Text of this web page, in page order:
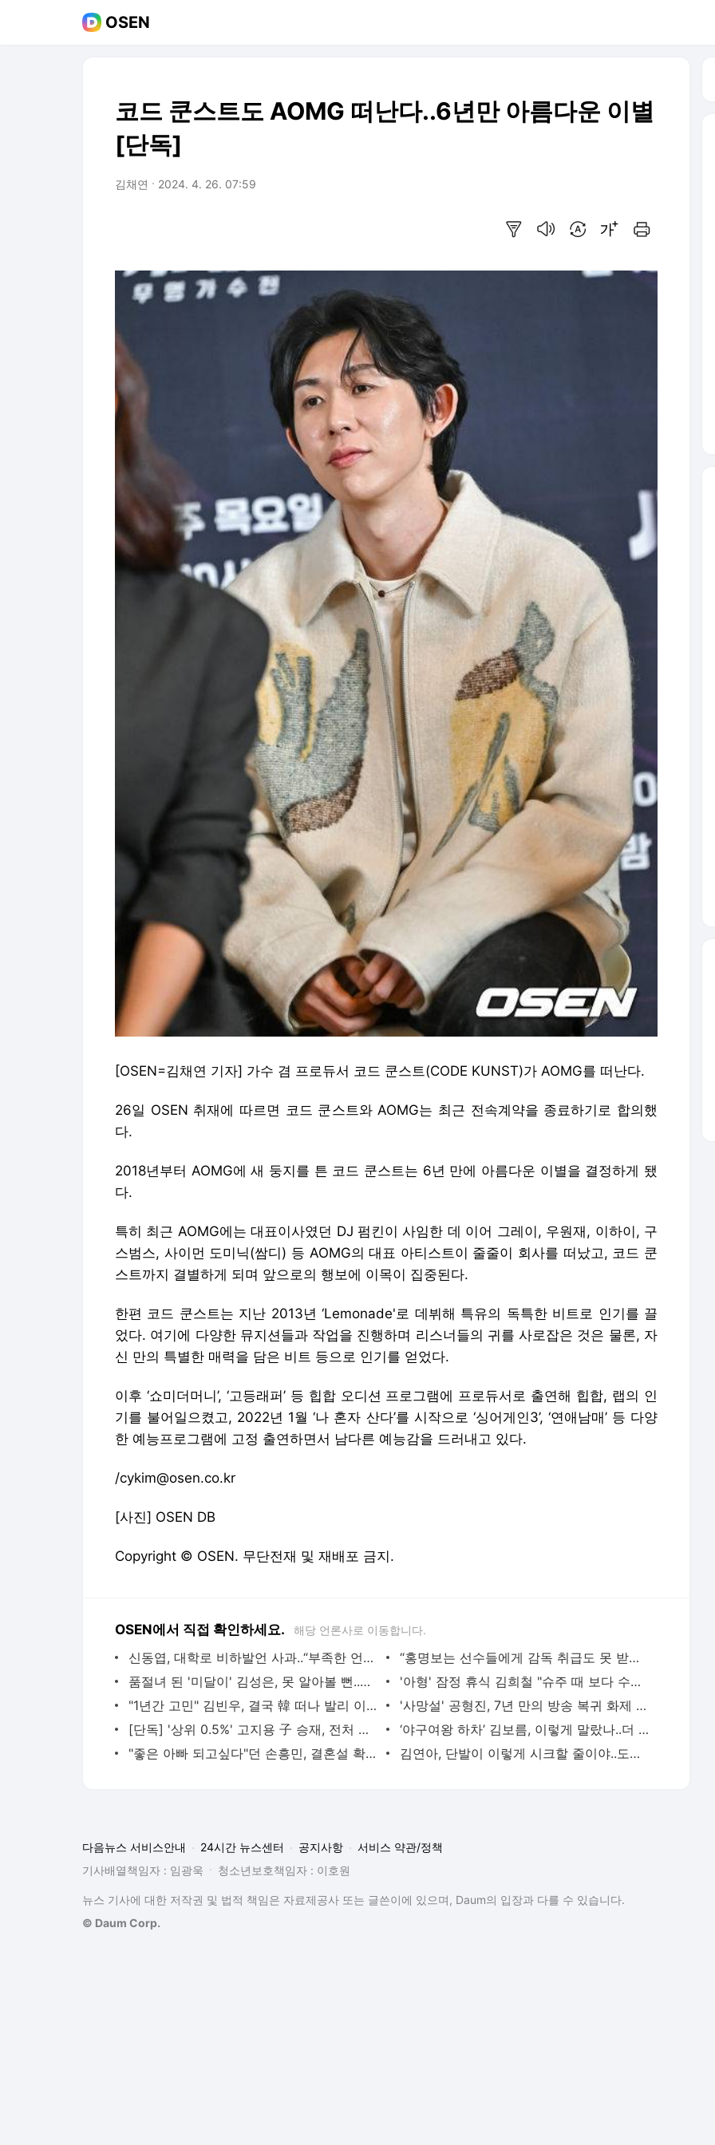
OSEN
코드 쿤스트도 AOMG 떠난다..6년만 아름다운 이별
[단독]
김채연 2024. 4. 26. 07:59
[OSEN=김채연 기자] 가수 겸 프로듀서 코드 쿤스트(CODE KUNST)가 AOMG를 떠난다.
26일 OSEN 취재에 따르면 코드 쿤스트와 AOMG는 최근 전속계약을 종료하기로 합의했
다.
2018년부터 AOMG에 새 둥지를 튼 코드 쿤스트는 6년 만에 아름다운 이별을 결정하게 됐
다.
특히 최근 AOMG에는 대표이사였던 DJ 펌킨이 사임한 데 이어 그레이, 우원재, 이하이, 구
스범스, 사이먼 도미닉(쌈디) 등 AOMG의 대표 아티스트이 줄줄이 회사를 떠났고, 코드 쿤
스트까지 결별하게 되며 앞으로의 행보에 이목이 집중된다.
한편 코드 쿤스트는 지난 2013년 ‘Lemonade'로 데뷔해 특유의 독특한 비트로 인기를 끌
었다. 여기에 다양한 뮤지션들과 작업을 진행하며 리스너들의 귀를 사로잡은 것은 물론, 자
신 만의 특별한 매력을 담은 비트 등으로 인기를 얻었다.
이후 ‘쇼미더머니’, ‘고등래퍼’ 등 힙합 오디션 프로그램에 프로듀서로 출연해 힙합, 랩의 인
기를 불어일으켰고, 2022년 1월 ‘나 혼자 산다’를 시작으로 ‘싱어게인3’, ‘연애남매’ 등 다양
한 예능프로그램에 고정 출연하면서 남다른 예능감을 드러내고 있다.
/cykim@osen.co.kr
[사진] OSEN DB
Copyright © OSEN. 무단전재 및 재배포 금지.
OSEN에서 직접 확인하세요. 해당 언론사로 이동합니다.
신동엽, 대학로 비하발언 사과..“부족한 언행, 현장 노고 배려 못했다” [전문]
“홍명보는 선수들에게 감독 취급도 못 받았구만…” 축구팬들이 충격받은 이유…남아공전 하
품절녀 된 '미달이' 김성은, 못 알아볼 뻔..우아함 물씬 "생일 축하해"
'아형' 잠정 휴식 김희철 "슈주 때 보다 수입 많다"…복귀 기대UP [핫피플]
"1년간 고민" 김빈우, 결국 韓 떠나 발리 이민…논란 속 새출발
'사망설' 공형진, 7년 만의 방송 복귀 화제 "1억 시계, 10개 팔아버텼다" [핫피플]
[단독] '상위 0.5%' 고지용 子 승재, 전처 허양임이 키운다…극비 이혼 2년 만 고백 (종합)
‘야구여왕 하차’ 김보름, 이렇게 말랐나..더 야위어진 근황 ‘걱정’
"좋은 아빠 되고싶다"던 손흥민, 결혼설 확산..왼손 약지 '970만원 웨딩링' 포착[핫피플]
김연아, 단발이 이렇게 시크할 줄이야..도발적 눈빛까지
다음뉴스 서비스안내 24시간 뉴스센터 공지사항
서비스 약관/정책
기사배열책임자 : 임광욱
청소년보호책임자 : 이호원
뉴스 기사에 대한 저작권 및 법적 책임은 자료제공사 또는 글쓴이에 있으며, Daum의 입장과 다를 수 있습니다.
© Daum Corp.